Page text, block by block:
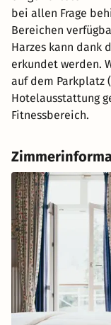
bei allen Frage
Bereichen
Harzes kann dank
erkundet werden.
auf dem Parkplatz
Hotelausstattung
Fitnessbereich.